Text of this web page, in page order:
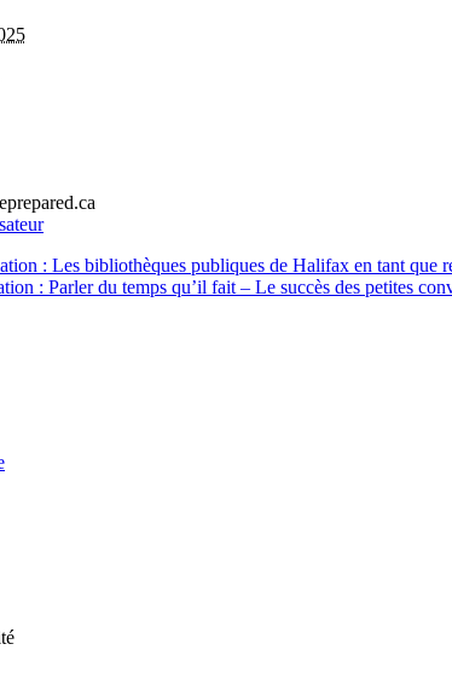
: Les bibliothèques publiques de Halifax en tant que
: Parler du temps qu’il fait – Le succès des petites